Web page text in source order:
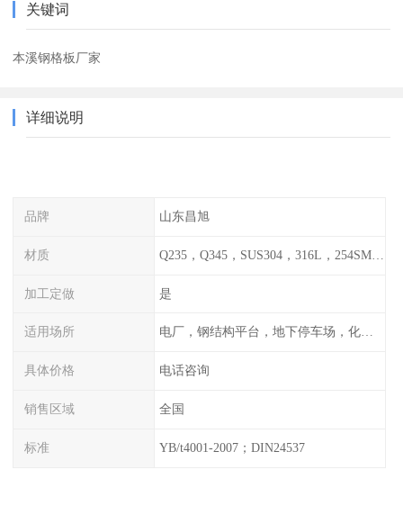
关键词
本溪钢格板厂家
详细说明
品牌 山东昌旭
材质 Q235，Q345，SUS304，316L，254SMO，2205
加工定做 是
适用场所 电厂，钢结构平台，地下停车场，化工平台，港口码头
具体价格 电话咨询
销售区域 全国
标准 YB/t4001-2007；DIN24537